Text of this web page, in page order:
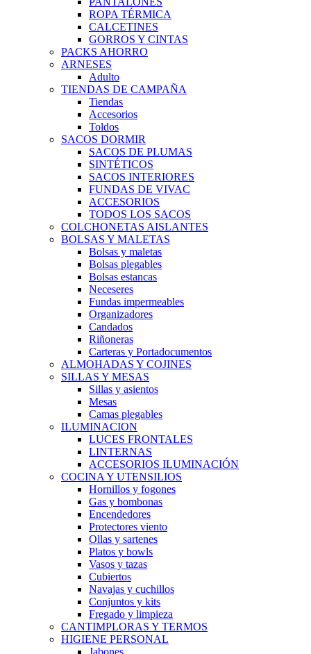
ROPA TÉRMICA
CALCETINES
GORROS Y CINTAS
PACKS AHORRO
ARNESES
Adulto
TIENDAS DE CAMPAÑA
Tiendas
Accesorios
Toldos
SACOS DORMIR
SACOS DE PLUMAS
SINTÉTICOS
SACOS INTERIORES
FUNDAS DE VIVAC
ACCESORIOS
TODOS LOS SACOS
COLCHONETAS AISLANTES
BOLSAS Y MALETAS
Bolsas y maletas
Bolsas plegables
Bolsas estancas
Neceseres
Fundas impermeables
Organizadores
Candados
Riñoneras
Carteras y Portadocumentos
ALMOHADAS Y COJINES
SILLAS Y MESAS
Sillas y asientos
Mesas
Camas plegables
ILUMINACION
LUCES FRONTALES
LINTERNAS
ACCESORIOS ILUMINACIÓN
COCINA Y UTENSILIOS
Hornillos y fogones
Gas y bombonas
Encendedores
Protectores viento
Ollas y sartenes
Platos y bowls
Vasos y tazas
Cubiertos
Navajas y cuchillos
Conjuntos y kits
Fregado y limpieza
CANTIMPLORAS Y TERMOS
HIGIENE PERSONAL
Jabones